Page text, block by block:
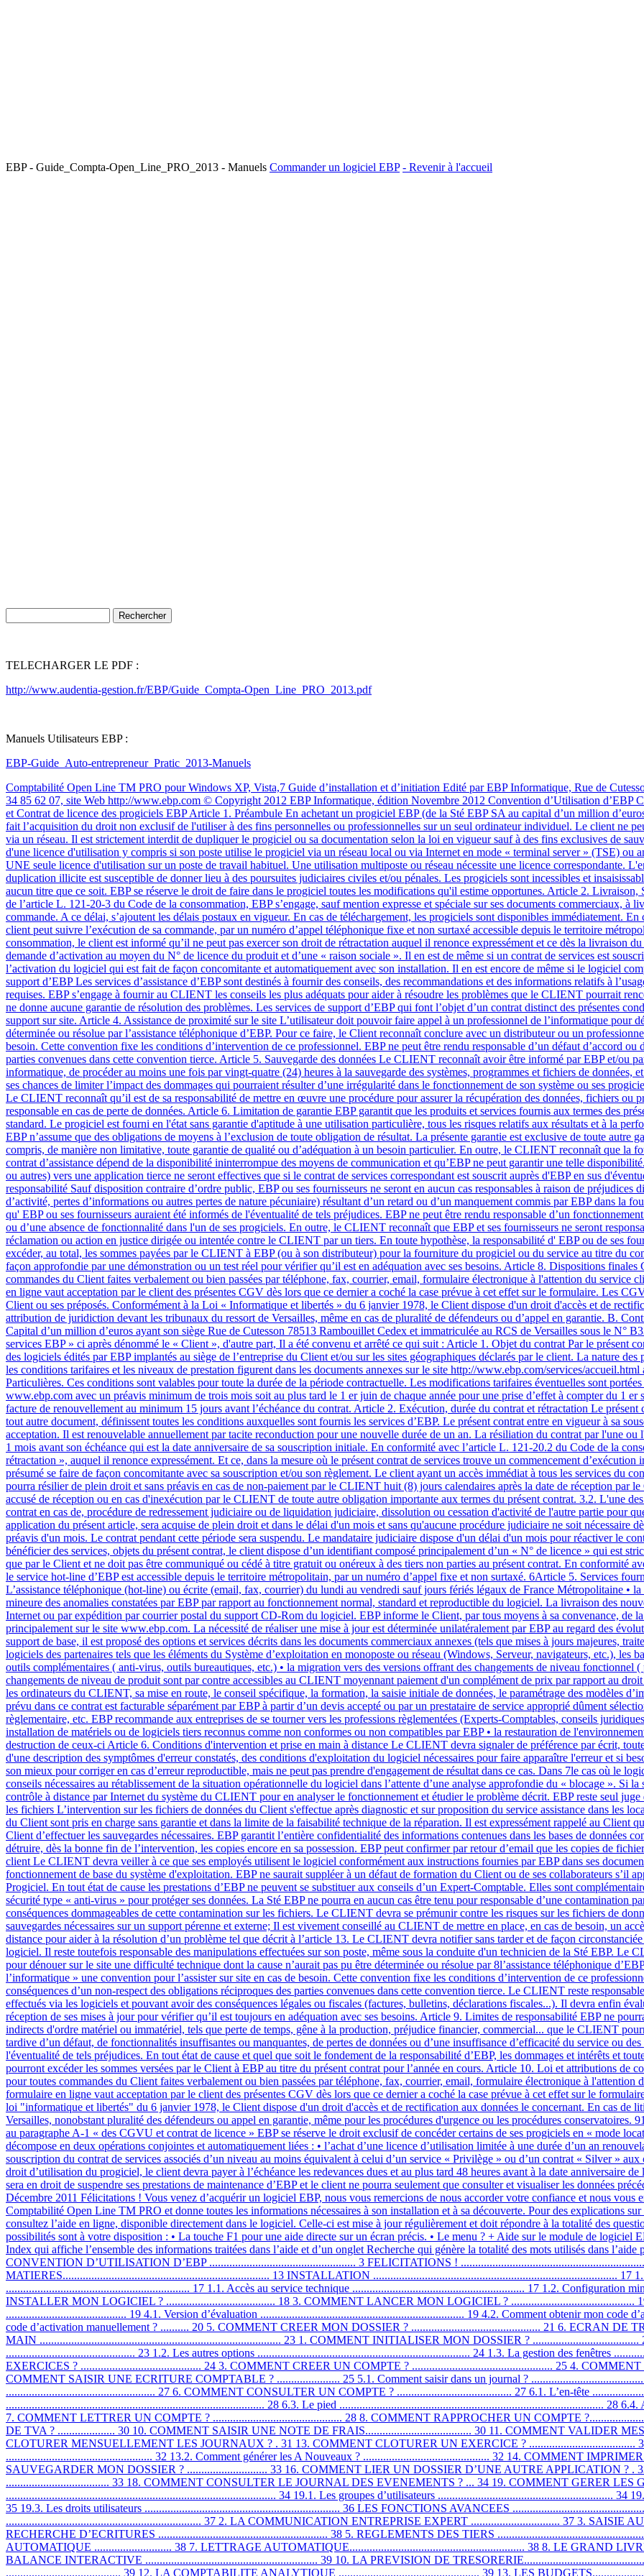
EBP - Guide_Compta-Open_Line_PRO_2013 - Manuels Commander un logiciel EBP - Revenir à l'accueil
TELECHARGER LE PDF :
http://www.audentia-gestion.fr/EBP/Guide_Compta-Open_Line_PRO_2013.pdf
Manuels Utilisateurs EBP :
EBP-Guide_Auto-entrepreneur_Pratic_2013-Manuels
Comptabilité Open Line TM PRO pour Windows XP, Vista,7 Guide d’installation et d’initiation Edité par EBP Informatique, Rue de Cutesson, BP 95 – 78513 Rambouillet Cedex Tél : 01 34 94 80 00, Fax : 01 34 85 62 07, site Web http://www.ebp.com © Copyright 2012 EBP Informatique, édition Novembre 2012 Convention d’Utilisation d’EBP Conditions Générales de Vente des produits et services EBP A. CGVU et Contrat de licence des progiciels EBP Article 1. Préambule En achetant un progiciel EBP (de la Sté EBP SA au capital d’un million d’euros immatriculée au RCS de Versailles N° 330 838 947), « le Client » fait l’acquisition du droit non exclusif de l'utiliser à des fins personnelles ou professionnelles sur un seul ordinateur individuel. Le client ne peut transférer ou laisser transférer le progiciel vers d'autres ordinateurs via un réseau. Il est strictement interdit de dupliquer le progiciel ou sa documentation selon la loi en vigueur sauf à des fins exclusives de sauvegarde. Chaque utilisateur sur son poste de travail doit bénéficier d'une licence d'utilisation y compris si son poste utilise le progiciel via un réseau local ou via Internet en mode « terminal server » (TSE) ou analogue. L'achat d'un progiciel « monoposte » ne donne droit qu'à UNE seule licence d'utilisation sur un poste de travail habituel. Une utilisation multiposte ou réseau nécessite une licence correspondante. L'ensemble des progiciels est protégé par le copyright d'EBP. Toute duplication illicite est susceptible de donner lieu à des poursuites judiciaires civiles et/ou pénales. Les progiciels sont incessibles et insaisissables. Ils ne peuvent faire l’objet d’un nantissement ou d’une location à aucun titre que ce soit. EBP se réserve le droit de faire dans le progiciel toutes les modifications qu'il estime opportunes. Article 2. Livraison, Suivi et Droit de rétractation (loi Chatel du 3 janvier 2008) En vertu de l’article L. 121-20-3 du Code de la consommation, EBP s’engage, sauf mention expresse et spéciale sur ses documents commerciaux, à livrer les progiciels au plus tard dans les 3 jours ouvrés qui suivent la commande. A ce délai, s’ajoutent les délais postaux en vigueur. En cas de téléchargement, les progiciels sont disponibles immédiatement. En conformité avec l’article L. 121-84-3 du Code de la consommation, le client peut suivre l’exécution de sa commande, par un numéro d’appel téléphonique fixe et non surtaxé accessible depuis le territoire métropolitain. En conformité avec l’article L. 121-20.2 du Code de la consommation, le client est informé qu’il ne peut pas exercer son droit de rétractation auquel il renonce expressément et ce dès la livraison du logiciel dans la mesure où le Client ou l’un de ses préposés fait une demande d’activation au moyen du N° de licence du produit et d’une « raison sociale ». Il en est de même si un contrat de services est souscrit dont l’exécution commence immédiatement à compter de l’activation du logiciel qui est fait de façon concomitante et automatiquement avec son installation. Il en est encore de même si le logiciel complet est téléchargé par Internet. 3Article 3. Étendue des obligations de support d’EBP Les services d’assistance d’EBP sont destinés à fournir des conseils, des recommandations et des informations relatifs à l’usage des progiciels EBP dans les configurations matérielles et logicielles requises. EBP s’engage à fournir au CLIENT les conseils les plus adéquats pour aider à résoudre les problèmes que le CLIENT pourrait rencontrer dans l’utilisation ou le fonctionnement du progiciel, mais EBP ne donne aucune garantie de résolution des problèmes. Les services de support d’EBP qui font l’objet d’un contrat distinct des présentes conditions sont disponibles aux tarifs en vigueur et n’incluent pas le support sur site. Article 4. Assistance de proximité sur le site L’utilisateur doit pouvoir faire appel à un professionnel de l’informatique pour dénouer sur son site une difficulté technique dont la cause ne serait pas déterminée ou résolue par l’assistance téléphonique d’EBP. Pour ce faire, le Client reconnaît conclure avec un distributeur ou un professionnel de l’informatique une convention pour l’assister sur site en cas de besoin. Cette convention fixe les conditions d’intervention de ce professionnel. EBP ne peut être rendu responsable d’un défaut d’accord ou des conséquences d’un non-respect des obligations réciproques des parties convenues dans cette convention tierce. Article 5. Sauvegarde des données Le CLIENT reconnaît avoir être informé par EBP et/ou par son distributeur qu’il est prudent en termes de bonne gestion informatique, de procéder au moins une fois par vingt-quatre (24) heures à la sauvegarde des systèmes, programmes et fichiers de données, et que l’absence d’une telle sauvegarde réduit de manière significative ses chances de limiter l’impact des dommages qui pourraient résulter d’une irrégularité dans le fonctionnement de son système ou ses progiciels et peut réduire la portée des services de support fournis par EBP. Le CLIENT reconnaît qu’il est de sa responsabilité de mettre en œuvre une procédure pour assurer la récupération des données, fichiers ou programmes détruits, endommagés ou perdus. EBP ne saurait être tenue responsable en cas de perte de données. Article 6. Limitation de garantie EBP garantit que les produits et services fournis aux termes des présentes seront conformes, pour l'essentiel, au besoin d’un utilisateur standard. Le progiciel est fourni en l'état sans garantie d'aptitude à une utilisation particulière, tous les risques relatifs aux résultats et à la performance du progiciel sont assumés par l'acheteur. En toute hypothèse, EBP n’assume que des obligations de moyens à l’exclusion de toute obligation de résultat. La présente garantie est exclusive de toute autre garantie. EBP exclut toute autre garantie expresse ou implicite y compris, de manière non limitative, toute garantie de qualité ou d’adéquation à un besoin particulier. En outre, le CLIENT reconnaît que la fourniture des services de support téléphonique dans le cadre d’un contrat d’assistance dépend de la disponibilité ininterrompue des moyens de communication et qu’EBP ne peut garantir une telle disponibilité. Certaines fonctions d'échange de données (transfert de fichiers xml ou autres) vers une application tierce ne seront effectives que si le contrat de services correspondant est souscrit auprès d'EBP en sus d'éventuels autres abonnement auprès de tiers. 4Article 7. Limitations de responsabilité